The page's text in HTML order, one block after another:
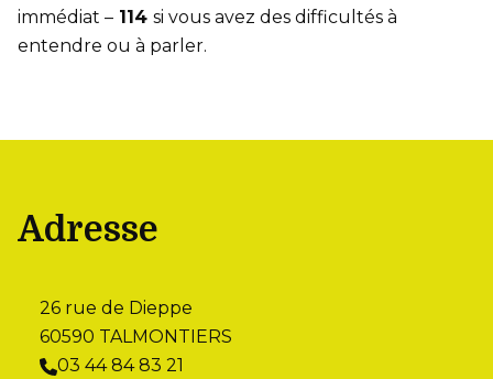
immédiat – 114 si vous avez des difficultés à
entendre ou à parler.
Adresse
26 rue de Dieppe
60590 TALMONTIERS
03 44 84 83 21